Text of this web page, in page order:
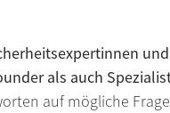
als auch
auf mögliche